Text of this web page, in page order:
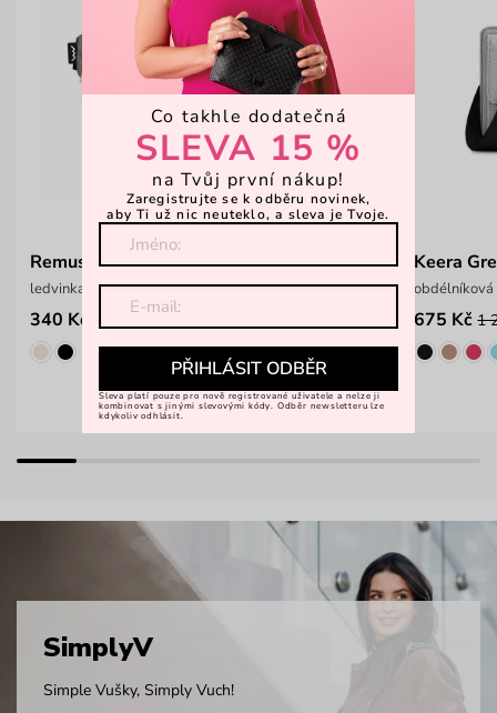
Remus Grey
ledvinka s nastavitelným popruhem
340 Kč
Keera
675 Kč 1
SimplyV
Simple Vušky, Simply Vuch!
Co takhle dodatečná
SLEVA 15 %
na Tvůj první nákup!
Zaregistrujte se k odběru novinek,
aby Ti už nic neuteklo, a sleva je Tvoje.
PŘIHLÁSIT ODBĚR
Sleva platí pouze pro nově registrované uživatele a nelze ji
kombinovat s jinými slevovými kódy. Odběr newsletteru lze
kdykoliv odhlásit.